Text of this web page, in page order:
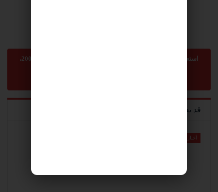
استعمال المضامين بموجب بند 27 أ لقانون الحقوق الأدبية لسنة 2007،
قد يعجبك ايضا
أخبار